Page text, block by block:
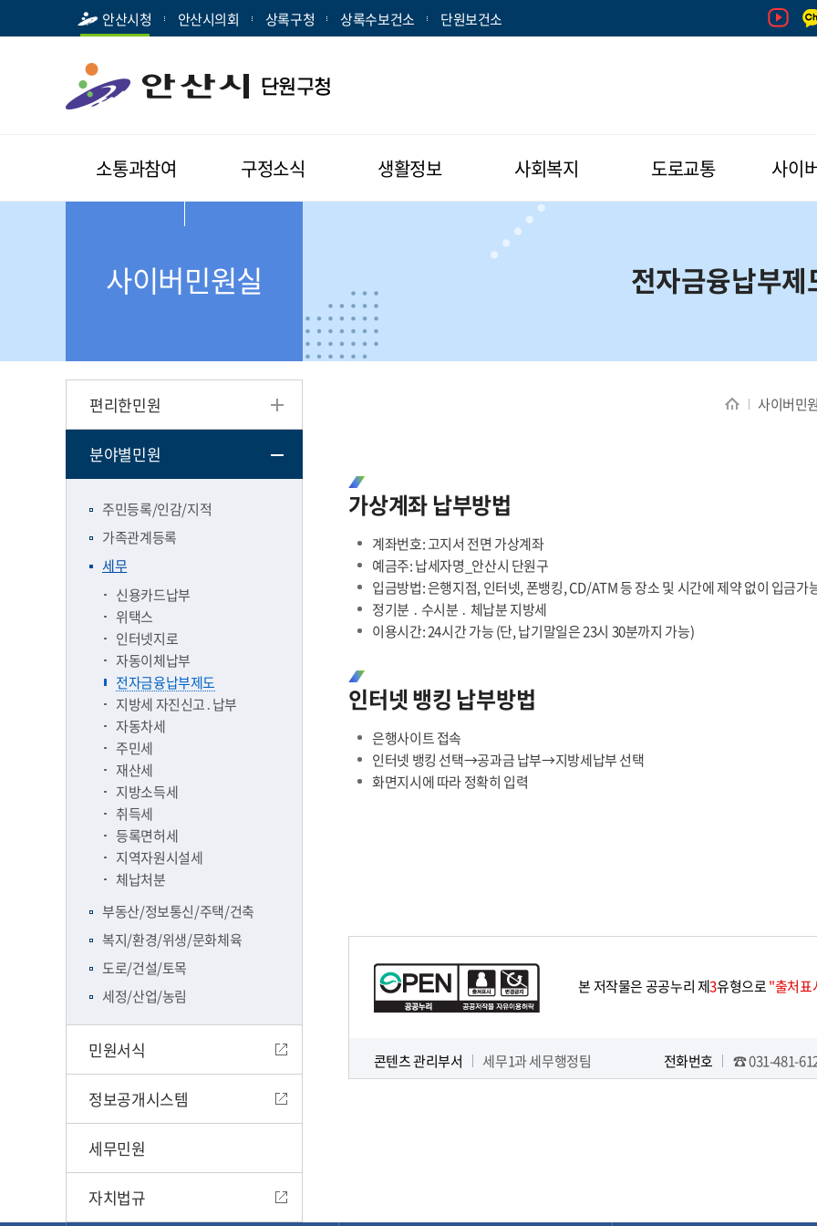
안산시청 안산시의회 상록구청 상록수보건소 단원보건소
소통과참여 구정소식 생활정보 사회복지 도로교통 사이
사이버민원실 전자금융납부제
사이버민
편리한민원
분야별민원
주민등록/인감/지적
가족관계등록
세무
신용카드납부
위택스
인터넷지로
자동이체납부
전자금융납부제도
지방세 자진신고․납부
자동차세
주민세
재산세
지방소득세
취득세
등록면허세
지역자원시설세
체납처분
부동산/정보통신/주택/건축
복지/환경/위생/문화체육
도로/건설/토목
세정/산업/농림
민원서식
정보공개시스템
세무민원
자치법규
가상계좌 납부방법
계좌번호: 고지서 전면 가상계좌
예금주: 납세자명_안산시 단원구
입금방법: 은행지점, 인터넷, 폰뱅킹, CD/ATM 등 장소 및 시간에 제약 없이 입금가
정기분 ․ 수시분 ․ 체납분 지방세
이용시간: 24시간 가능 (단, 납기말일은 23시 30분까지 가능)
인터넷 뱅킹 납부방법
은행사이트 접속
인터넷 뱅킹 선택→공과금 납부→지방세납부 선택
화면지시에 따라 정확히 입력
본 저작물은 공공누리 제3유형으로"출처표
콘텐츠 관리부서 세무1과 세무행정팀 전화번호 ☎ 031-481-